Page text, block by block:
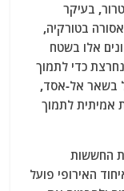
בעיקר
בטורקיה,
אלו בשטח
כדי לתמוך
בשאר אל-אסד,
אמיתית לתמוך
החששות
האירופי פועל